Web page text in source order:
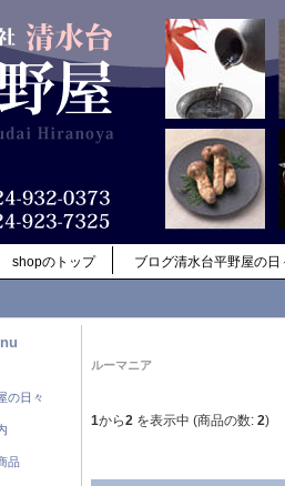
shopのトップ ブログ清水台平野屋の日
の日々
品
ルーマニア
1から2 を表示中 (商品の数: 2)